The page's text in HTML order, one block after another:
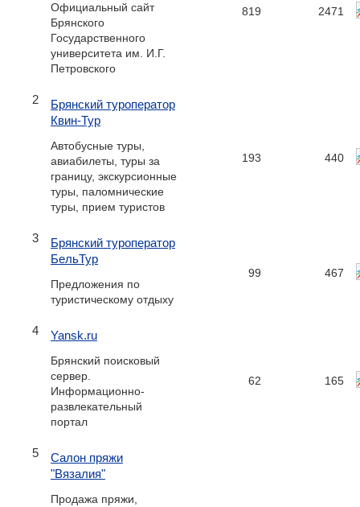
Официальный сайт
Брянского
Государственного
университета им. И.Г.
Петровского
819 2471
2
Брянский туроператор
Квин-Тур
Автобусные туры,
авиабилеты, туры за
границу, экскурсионные
туры, паломнические
туры, прием туристов
193 440
3
Брянский туроператор
БельТур
Предложения по
туристическому отдыху
99 467
4 Yansk.ru
Брянский поисковый
сервер.
Информационно-
развлекательный
портал
62 165
5
Салон пряжи
"Вязалия"
Продажа пряжи,